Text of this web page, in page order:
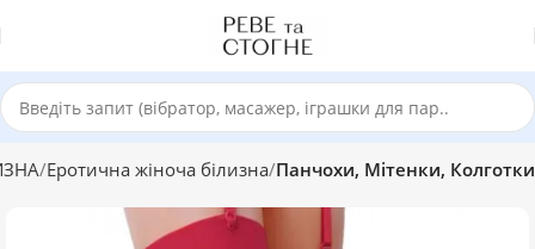
Еротична жіноча білизна Панчохи, Мітенки, Колготки